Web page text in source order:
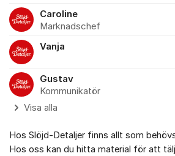
Caroline
Marknadschef
Vanja
Gustav
Kommunikatör
Visa alla
Hos Slöjd-Detaljer finns allt som
Hos oss kan du hitta material för att